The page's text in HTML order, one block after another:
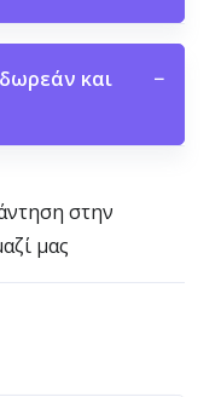
και
−
στην
μας